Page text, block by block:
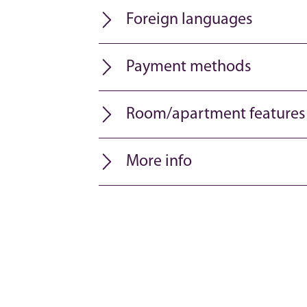
Foreign languages
Payment methods
Room/apartment features
More info